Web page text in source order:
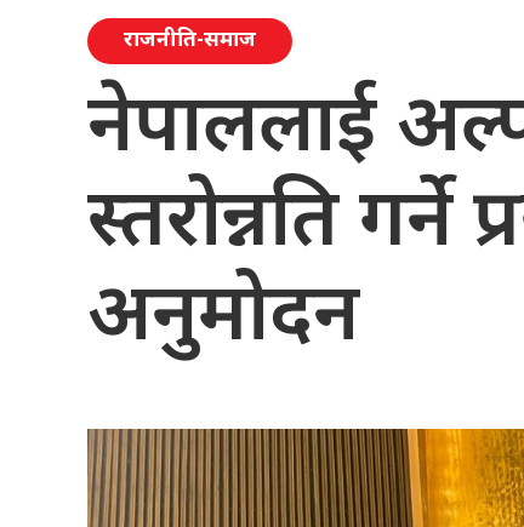
राजनीति-समाज
नेपाललाई
स्तरोन्नति गर्ने
अनुमोदन